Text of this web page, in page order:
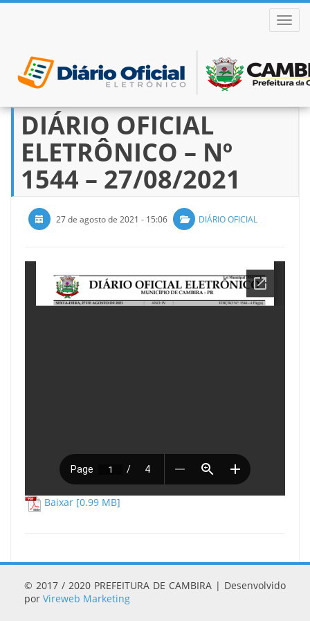
Pular
para
conteúdo
DIÁRIO OFICIAL
ELETRÔNICO – Nº
1544 – 27/08/2021
27 de agosto de 2021 - 15:06 DIÁRIO OFICIAL
Baixar [0.99 MB]
© 2017 / 2020 PREFEITURA DE CAMBIRA | Desenvolvido
por Vireweb Marketing